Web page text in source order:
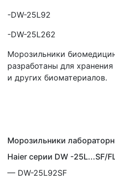
-DW-25L92
-DW-25L262
Морозильники
разработаны для
и других биоматериалов.
Морозильники
Haier серии DW -25L...SF/
— DW-25L92SF